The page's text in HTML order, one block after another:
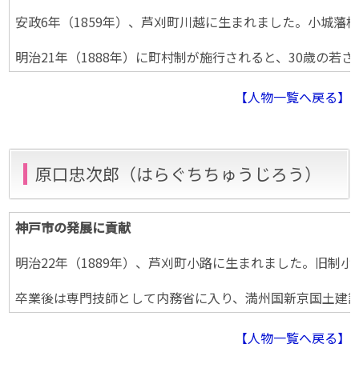
安政6年（1859年）、芦刈町川越に生まれました。小城藩
明治21年（1888年）に町村制が施行されると、30歳の若
【人物一覧へ戻る】
原口忠次郎（はらぐちちゅうじろう）
神戸市の発展に貢献
明治22年（1889年）、芦刈町小路に生まれました。旧制
卒業後は専門技師として内務省に入り、満州国新京国土
【人物一覧へ戻る】